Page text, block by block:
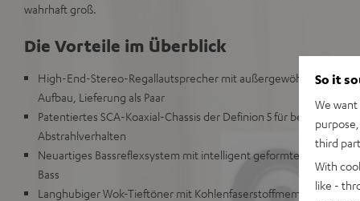
wahrhaft groß.
Die Vorteile im Überblick
High-End-Stereo-Regallautsprecher mit außergewöhnlich
Aufbau, Lieferung als Paar
Patentiertes SCA-Koaxial-Chassis der Definion 5 für beispiellose
Abstrahlverhalten
Neuartiges Bassreflexsystem mit intelligent geformten Precision
Bass
Langhubiger Wok-Tieftöner mit Kohlenfaserstoffmembranen für
So it
We
third
With
like -